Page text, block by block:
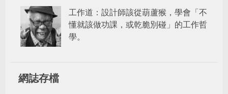
工作道：設計師該從葫蘆猴，學會「不
懂就該做功課，或乾脆別碰」的工作哲
學。
網誌存檔